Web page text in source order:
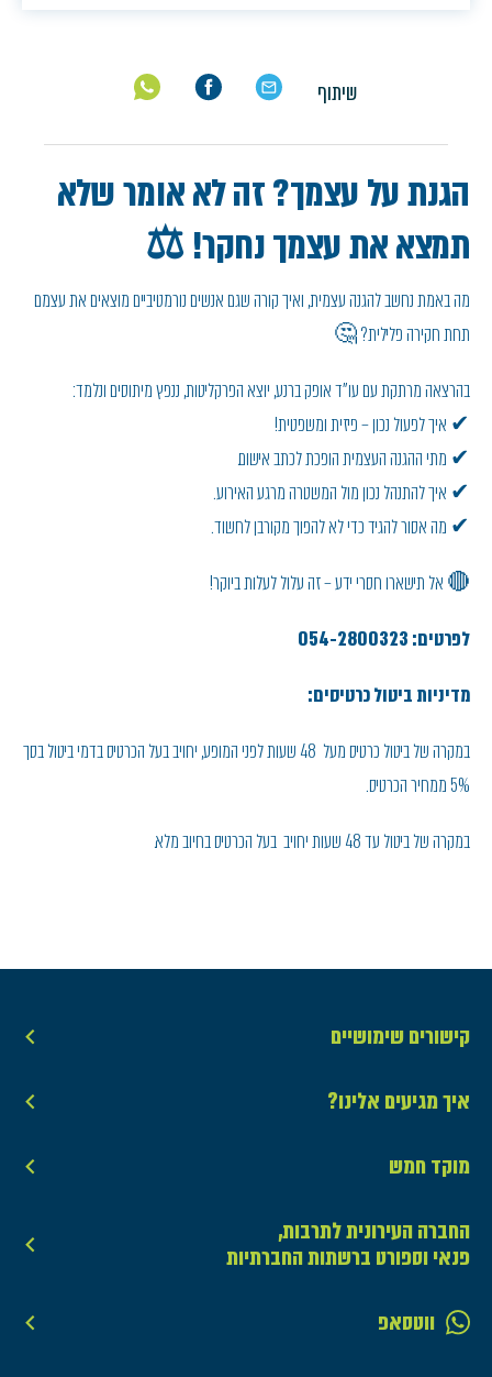
שיתוף
הגנת על עצמך? זה לא אומר שלא
תמצא את עצמך נחקר! ⚖️
מה באמת נחשב להגנה עצמית, ואיך קורה שגם אנשים נורמטיביים מוצאים את עצמם
תחת חקירה פלילית? 🤔
בהרצאה מרתקת עם עו"ד אופק ברנע, יוצא הפרקליטות, ננפץ מיתוסים ונלמד:
✔ איך לפעול נכון – פיזית ומשפטית!
✔ מתי ההגנה העצמית הופכת לכתב אישום.
✔ איך להתנהל נכון מול המשטרה מרגע האירוע.
✔ מה אסור להגיד כדי לא להפוך מקורבן לחשוד.
🔴 אל תישארו חסרי ידע – זה עלול לעלות ביוקר!
לפרטים: 054-2800323
מדיניות ביטול כרטיסים:
במקרה של ביטול כרטיס מעל 48 שעות לפני המופע, יחויב בעל הכרטיס בדמי ביטול בסך
5% ממחיר הכרטיס.
במקרה של ביטול עד 48 שעות יחויב בעל הכרטיס בחיוב מלא.
קישורים שימושיים
איך מגיעים אלינו?
מוקד חמש
החברה העירונית לתרבות,
פנאי וספורט ברשתות החברתיות
ווטסאפ